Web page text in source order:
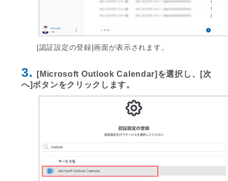
[認証設定の登録]画面が表示されます。
3.
[Microsoft Outlook Calendar]を選択し、[次
へ]ボタンをクリックします。